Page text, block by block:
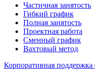
Частичная занятость
Гибкий график
Полная занятость
Проектная работа
Сменный график
Вахтовый метод
Корпоративная поддержка